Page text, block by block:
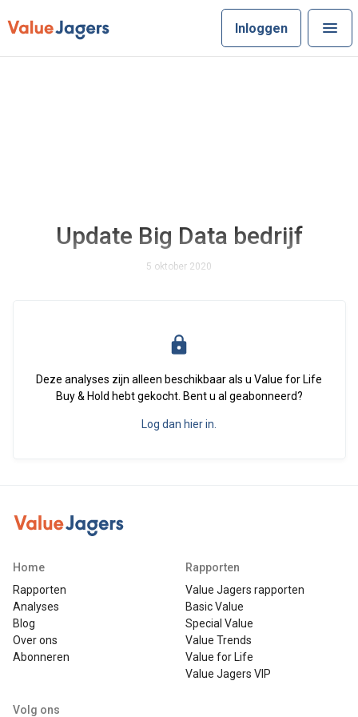
Inloggen
Update Big Data bedrijf
5 oktober 2020
Deze analyses zijn alleen beschikbaar als u Value for Life
Buy & Hold hebt gekocht. Bent u al geabonneerd?
Log dan hier in.
Home
Rapporten
Analyses
Blog
Over ons
Abonneren
Rapporten
Value Jagers rapporten
Basic Value
Special Value
Value Trends
Value for Life
Value Jagers VIP
Volg ons